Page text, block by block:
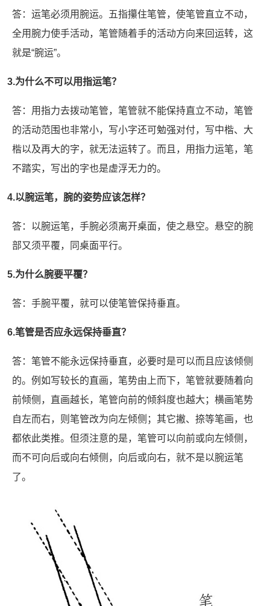
答：运笔必须用腕运。五指攥住笔管，使笔管直立不动，
全用腕力使手活动，笔管随着手的活动方向来回运转，这
就是“腕运”。
3.为什么不可以用指运笔？
答：用指力去拨动笔管，笔管就不能保持直立不动，笔管
的活动范围也非常小，写小字还可勉强对付，写中楷、大
楷以及再大的字，就无法运转了。而且，用指力运笔，笔
不踏实，写出的字也是虚浮无力的。
4.以腕运笔，腕的姿势应该怎样？
答：以腕运笔，手腕必须离开桌面，使之悬空。悬空的腕
部又须平覆，同桌面平行。
5.为什么腕要平覆？
答：手腕平覆，就可以使笔管保持垂直。
6.笔管是否应永远保持垂直？
答：笔管不能永远保持垂直，必要时是可以而且应该倾侧
的。例如写较长的直画，笔势由上而下，笔管就要随着向
前倾侧，直画越长，笔管向前的倾斜度也越大；横画笔势
自左而右，则笔管改为向左倾侧；其它撇、捺等笔画，也
都依此类推。但须注意的是，笔管可以向前或向左倾侧，
而不可向后或向右倾侧，向后或向右，就不是以腕运笔
了。